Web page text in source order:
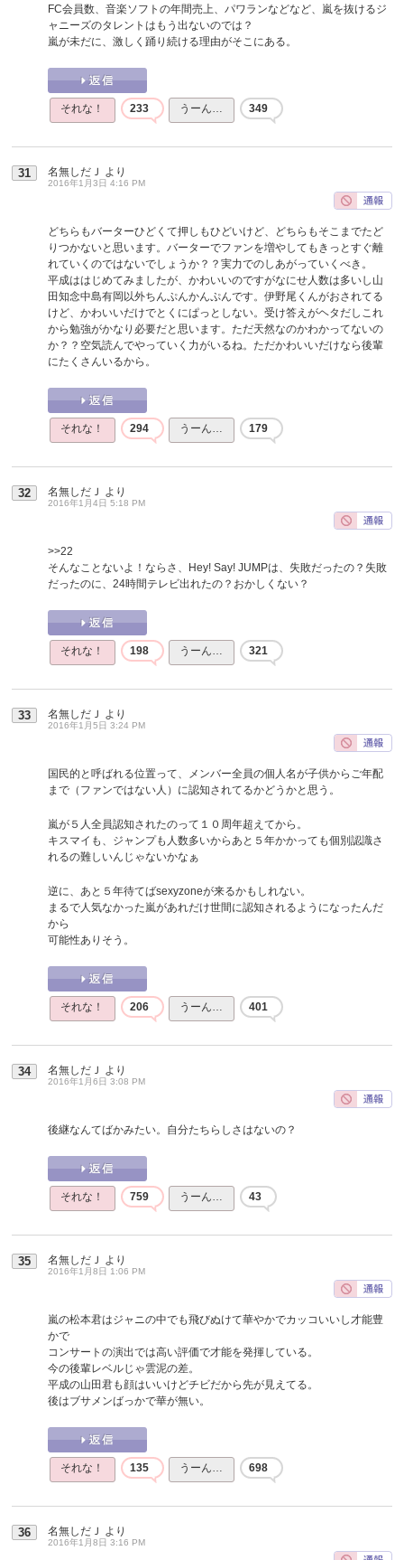
FC会員数、音楽ソフトの年間売上、パワランなどなど、嵐を抜けるジ
ャニーズのタレントはもう出ないのでは？
嵐が未だに、激しく踊り続ける理由がそこにある。
それな！ 233 うーん… 349
31 名無しだＪ より
2016年1月3日 4:16 PM
どちらもバーターひどくて押しもひどいけど、どちらもそこまでたど
りつかないと思います。バーターでファンを増やしてもきっとすぐ離
れていくのではないでしょうか？？実力でのしあがっていくべき。
平成ははじめてみましたが、かわいいのですがなにせ人数は多いし山
田知念中島有岡以外ちんぷんかんぷんです。伊野尾くんがおされてる
けど、かわいいだけでとくにぱっとしない。受け答えがヘタだしこれ
から勉強がかなり必要だと思います。ただ天然なのかわかってないの
か？？空気読んでやっていく力がいるね。ただかわいいだけなら後輩
にたくさんいるから。
それな！ 294 うーん… 179
32 名無しだＪ より
2016年1月4日 5:18 PM
>>22
そんなことないよ！ならさ、Hey! Say! JUMPは、失敗だったの？失敗
だったのに、24時間テレビ出れたの？おかしくない？
それな！ 198 うーん… 321
33 名無しだＪ より
2016年1月5日 3:24 PM
国民的と呼ばれる位置って、メンバー全員の個人名が子供からご年配
まで（ファンではない人）に認知されてるかどうかと思う。
嵐が５人全員認知されたのって１０周年超えてから。
キスマイも、ジャンプも人数多いからあと５年かかっても個別認識さ
れるの難しいんじゃないかなぁ
逆に、あと５年待てばsexyzoneが来るかもしれない。
まるで人気なかった嵐があれだけ世間に認知されるようになったんだ
から
可能性ありそう。
それな！ 206 うーん… 401
34 名無しだＪ より
2016年1月6日 3:08 PM
後継なんてばかみたい。自分たちらしさはないの？
それな！ 759 うーん… 43
35 名無しだＪ より
2016年1月8日 1:06 PM
嵐の松本君はジャニの中でも飛びぬけて華やかでカッコいいし才能豊
かで
コンサートの演出では高い評価で才能を発揮している。
今の後輩レベルじゃ雲泥の差。
平成の山田君も顔はいいけどチビだから先が見えてる。
後はブサメンばっかで華が無い。
それな！ 135 うーん… 698
36 名無しだＪ より
2016年1月8日 3:16 PM